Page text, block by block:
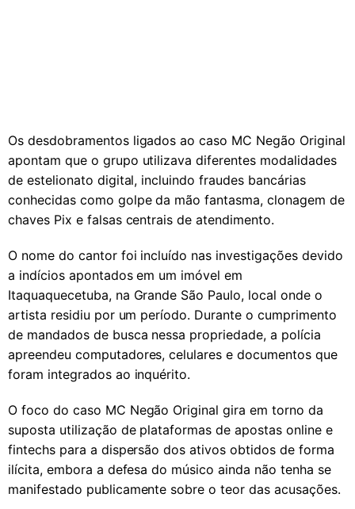
Os desdobramentos ligados ao caso MC Negão Original
apontam que o grupo utilizava diferentes modalidades
de estelionato digital, incluindo fraudes bancárias
conhecidas como golpe da mão fantasma, clonagem de
chaves Pix e falsas centrais de atendimento.
O nome do cantor foi incluído nas investigações devido
a indícios apontados em um imóvel em
Itaquaquecetuba, na Grande São Paulo, local onde o
artista residiu por um período. Durante o cumprimento
de mandados de busca nessa propriedade, a polícia
apreendeu computadores, celulares e documentos que
foram integrados ao inquérito.
O foco do caso MC Negão Original gira em torno da
suposta utilização de plataformas de apostas online e
fintechs para a dispersão dos ativos obtidos de forma
ilícita, embora a defesa do músico ainda não tenha se
manifestado publicamente sobre o teor das acusações.